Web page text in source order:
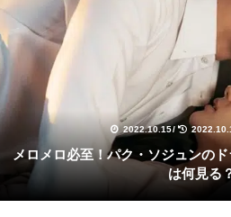
2022.10.15/
メロメロ必至！パク・ソジュンのドラマ「梨泰院クラス」の次
は何見る